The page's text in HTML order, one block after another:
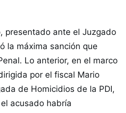
presentado ante el Juzgado
la máxima sanción que
Lo anterior, en el marco
por el fiscal Mario
de Homicidios de la PDI,
acusado habría